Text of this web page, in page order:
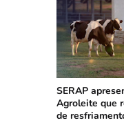
SERAP
Agroleite que
de